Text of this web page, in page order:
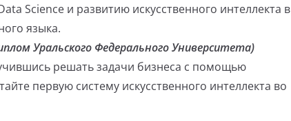
Science и развитию искусственного интеллекта в
языка.
Уральского Федерального Университета)
решать задачи бизнеса с помощью
первую систему искусственного интеллекта во